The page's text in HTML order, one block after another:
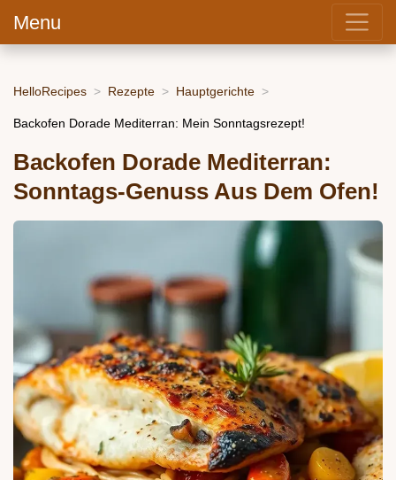
Menu
HelloRecipes Rezepte Hauptgerichte
Backofen Dorade Mediterran: Mein Sonntagsrezept!
Backofen Dorade Mediterran:
Sonntags-Genuss Aus Dem Ofen!